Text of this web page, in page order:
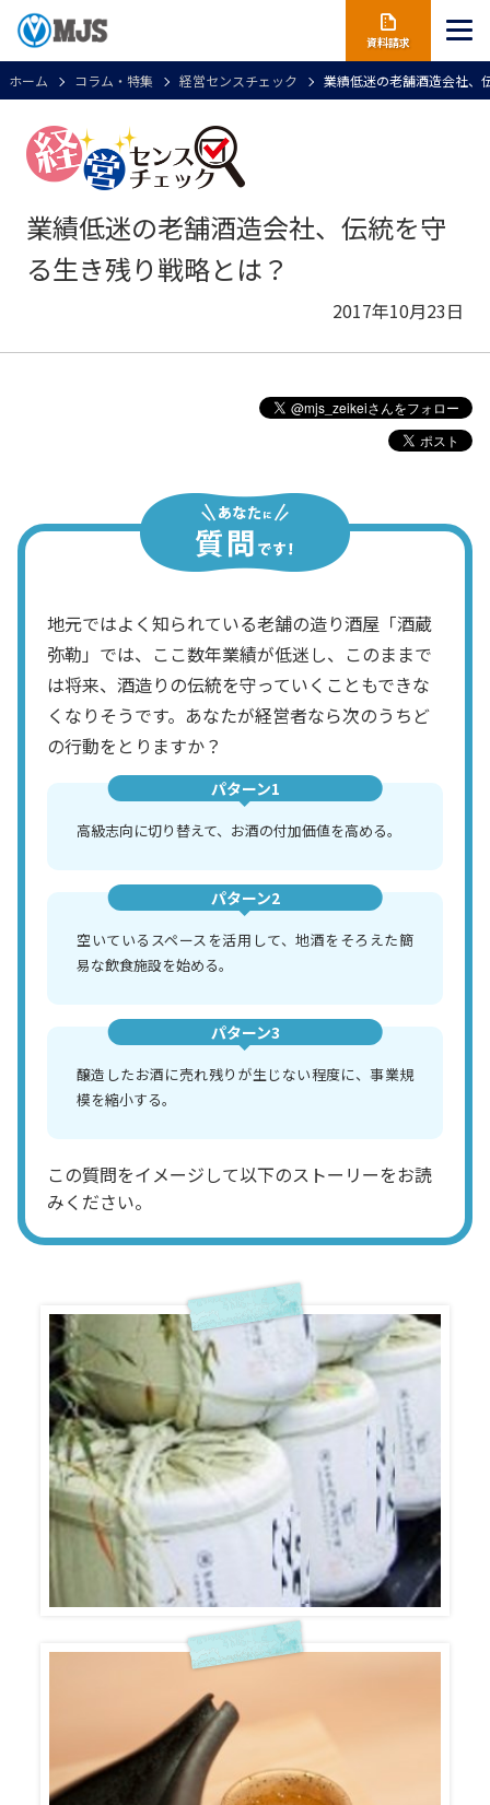
資料請求
ホーム コラム・特集 経営センスチェック 業績低迷の老舗酒造会社、
業績低迷の老舗酒造会社、伝統を守
る生き残り戦略とは？
2017年10月23日
地元ではよく知られている老舗の造り酒屋「酒蔵
弥勒」では、ここ数年業績が低迷し、このままで
は将来、酒造りの伝統を守っていくこともできな
くなりそうです。あなたが経営者なら次のうちど
の行動をとりますか？
パターン1
高級志向に切り替えて、お酒の付加価値を高める。
パターン2
空いているスペースを活用して、地酒をそろえた簡
易な飲食施設を始める。
パターン3
醸造したお酒に売れ残りが生じない程度に、事業規
模を縮小する。
この質問をイメージして以下のストーリーをお読
みください。